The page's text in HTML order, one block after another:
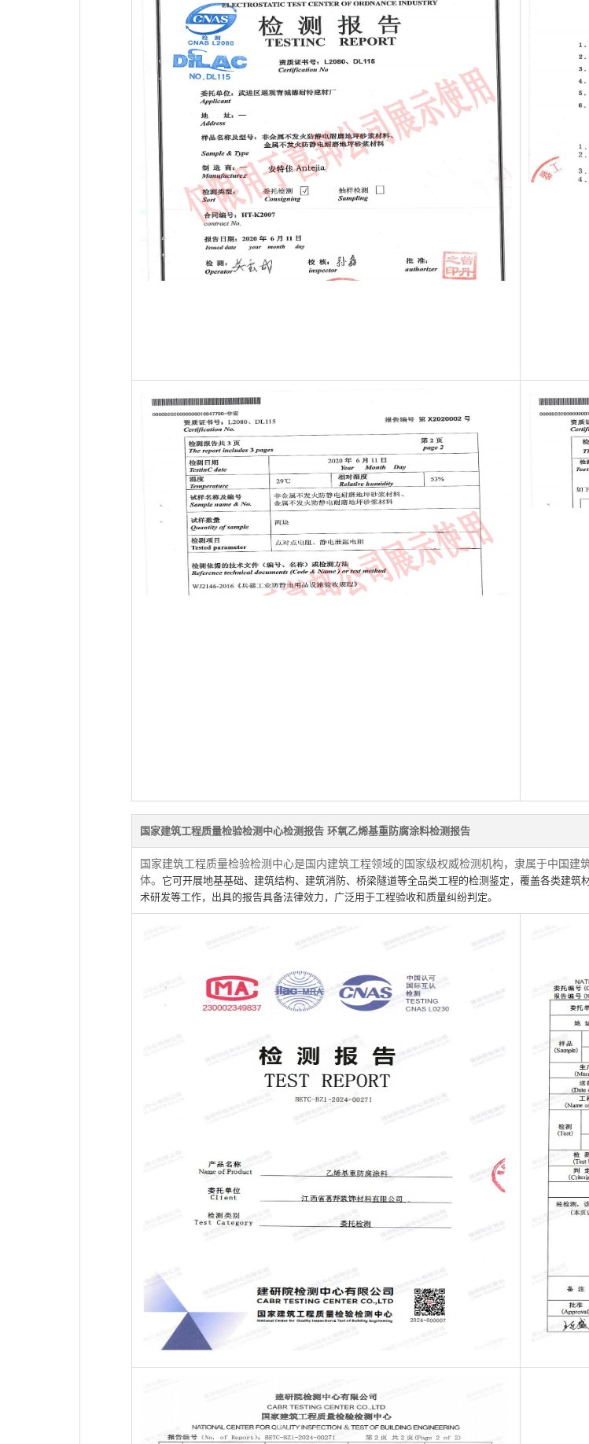
国家建筑工程质量检验检测中心检测报告 环氧乙烯基重防腐涂料检测报告
国家建筑工程质量检验检测中心是国内建筑工程领域的国家级权威检测机构，隶属于中国
体。
它可开展地基基础、建筑结构、建筑消防、桥梁隧道等全品类工程的检测鉴定，覆盖各类建
术研发等工作，出具的报告具备法律效力，广泛用于工程验收和质量纠纷判定。